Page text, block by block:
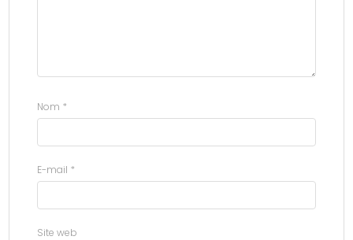
Nom *
E-mail *
Site web